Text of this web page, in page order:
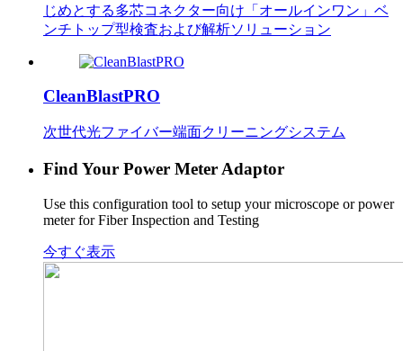
じめとする多芯コネクター向け「オールインワン」ベ
ンチトップ型検査および解析ソリューション
CleanBlastPRO
次世代光ファイバー端面クリーニングシステム
Find Your Power Meter Adaptor
Use this configuration tool to setup your microscope or power
meter for Fiber Inspection and Testing
今すぐ表示